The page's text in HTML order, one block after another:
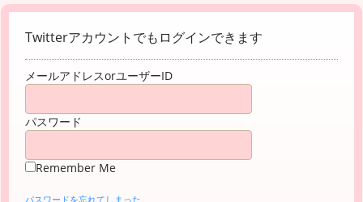
Twitterアカウントでもログインできます
メールアドレスorユーザーID
パスワード
Remember Me
パスワードを忘れてしまった